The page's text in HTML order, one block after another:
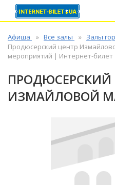
Афиша Все залы
Залы
Продюсерский центр
мероприятий | Интернет-билет
ПРОДЮСЕРСКИЙ
ИЗМАЙЛОВОЙ